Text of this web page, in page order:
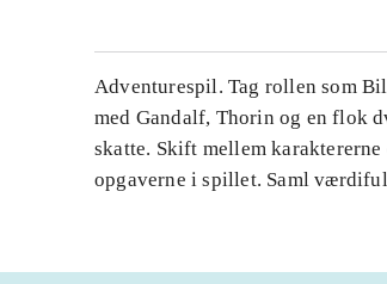
Adventurespil. Tag rollen som
med Gandalf, Thorin og en flok
skatte. Skift mellem
opgaverne i spillet. Saml